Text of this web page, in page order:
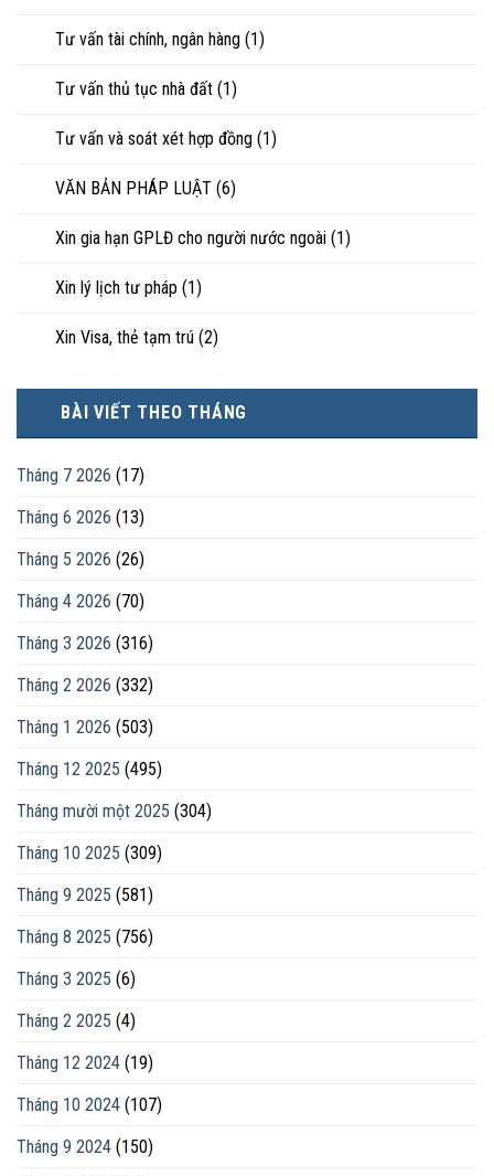
Tư vấn tài chính, ngân hàng (1)
Tư vấn thủ tục nhà đất (1)
Tư vấn và soát xét hợp đồng (1)
VĂN BẢN PHÁP LUẬT (6)
Xin gia hạn GPLĐ cho người nước ngoài (1)
Xin lý lịch tư pháp (1)
Xin Visa, thẻ tạm trú (2)
BÀI VIẾT THEO THÁNG
Tháng 7 2026 (17)
Tháng 6 2026 (13)
Tháng 5 2026 (26)
Tháng 4 2026 (70)
Tháng 3 2026 (316)
Tháng 2 2026 (332)
Tháng 1 2026 (503)
Tháng 12 2025 (495)
Tháng mười một 2025 (304)
Tháng 10 2025 (309)
Tháng 9 2025 (581)
Tháng 8 2025 (756)
Tháng 3 2025 (6)
Tháng 2 2025 (4)
Tháng 12 2024 (19)
Tháng 10 2024 (107)
Tháng 9 2024 (150)